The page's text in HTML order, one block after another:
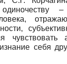
чувствовать
себя